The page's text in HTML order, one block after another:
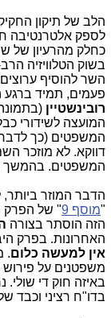
הלב של תיקון
לספק אלטרנטיבה
כחלק מהרעיון של
בשוק הטלוויזיה
השר להוסיף
פעמים, תמיד ברגע
רובינשטיין
המועצה לשידורי
המשפטים (כך
דווקא. לא מוזכר
המשפטים. בהמשך
הדבר המוזר
"מוסף 9
" של הפרק
הזה הוסתר בצורה
האחרונות. בפרק
אין למעשה כלום.
משפטנים על
באיזה חוק די
בדו"ח רציני וכבד